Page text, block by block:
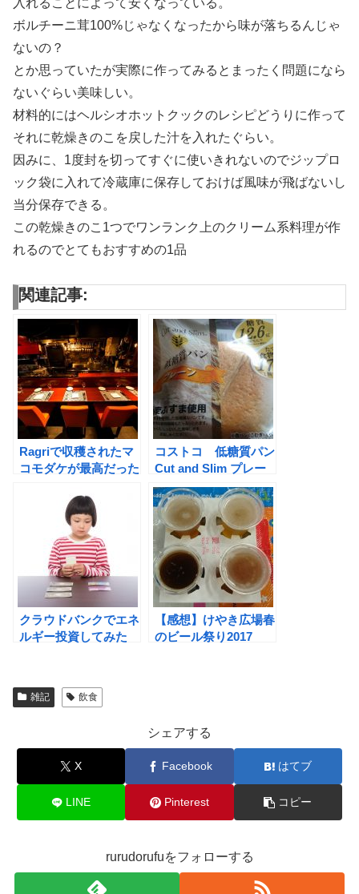
入れることによって安くなっている。
ボルチーニ茸100%じゃなくなったから味が落ちるんじゃ
ないの？
とか思っていたが実際に作ってみるとまったく問題になら
ないぐらい美味しい。
材料的にはヘルシオホットクックのレシピどうりに作って
それに乾燥きのこを戻した汁を入れたぐらい。
因みに、1度封を切ってすぐに使いきれないのでジップロ
ック袋に入れて冷蔵庫に保存しておけば風味が飛ばないし
当分保存できる。
この乾燥きのこ1つでワンランク上のクリーム系料理が作
れるのでとてもおすすめの1品
関連記事:
Ragriで収穫されたマ
コモダケが最高だった
コストコ 低糖質パン
Cut and Slim プレー
ンタイプ
クラウドバンクでエネ
ルギー投資してみた
【感想】けやき広場春
のビール祭り2017
雑記 飲食
シェアする
X Facebook はてブ
LINE Pinterest コピー
rurudorufuをフォローする